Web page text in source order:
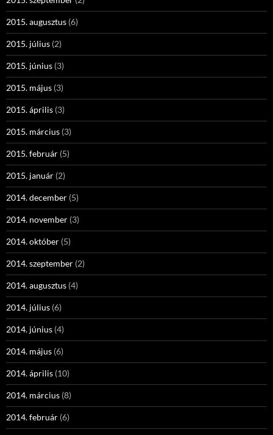
2015. augusztus (6)
2015. július (2)
2015. június (3)
2015. május (3)
2015. április (3)
2015. március (3)
2015. február (5)
2015. január (2)
2014. december (5)
2014. november (3)
2014. október (5)
2014. szeptember (2)
2014. augusztus (4)
2014. július (6)
2014. június (4)
2014. május (6)
2014. április (10)
2014. március (8)
2014. február (6)